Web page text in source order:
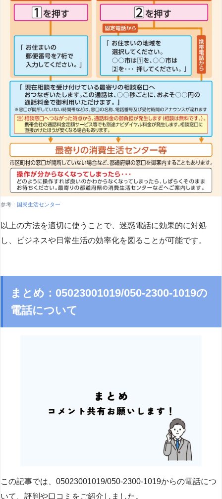
参考： 国民生活センター
以上の方法を適切に使うことで、迷惑電話に効果的に対処
し、ビジネスや日常生活の効率化を図ることが可能です。
まとめ：05023001019/050-2300-1019の
電話について
この記事では、05023001019/050-2300-1019からの電話につ
いて、評判や口コミをご紹介しました。